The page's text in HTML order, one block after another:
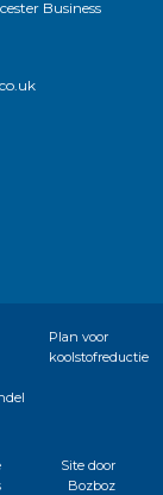
Business
Plan voor
koolstofreductie
Site door
Bozboz